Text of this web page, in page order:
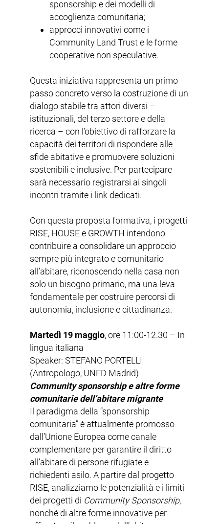
sponsorship e dei modelli di
accoglienza comunitaria;
approcci innovativi come i
Community Land Trust e le forme
cooperative non speculative.
Questa iniziativa rappresenta un primo
passo concreto verso la costruzione di un
dialogo stabile tra attori diversi –
istituzionali, del terzo settore e della
ricerca – con l’obiettivo di rafforzare la
capacità dei territori di rispondere alle
sfide abitative e promuovere soluzioni
sostenibili e inclusive. Per partecipare
sarà necessario registrarsi ai singoli
incontri tramite i link dedicati.
Con questa proposta formativa, i progetti
RISE, HOUSE e GROWTH intendono
contribuire a consolidare un approccio
sempre più integrato e comunitario
all’abitare, riconoscendo nella casa non
solo un bisogno primario, ma una leva
fondamentale per costruire percorsi di
autonomia, inclusione e cittadinanza.
Martedì 19 maggio, ore 11:00-12.30 – In
lingua italiana
Speaker: STEFANO PORTELLI
(Antropologo, UNED Madrid)
Community sponsorship e altre forme
comunitarie dell’abitare migrante
Il paradigma della “sponsorship
comunitaria” è attualmente promosso
dall’Unione Europea come canale
complementare per garantire il diritto
all’abitare di persone rifugiate e
richiedenti asilo. A partire dal progetto
RISE, analizziamo le potenzialità e i limiti
dei progetti di Community Sponsorship,
nonché di altre forme innovative per